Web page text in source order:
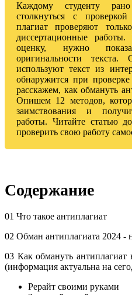
Каждому студенту
столкнуться с
плагиат проверяют
диссертационные
оценку, нужно
оригинальности
используют текст из
обнаружится при
расскажем, как обмануть
Опишем 12 методов,
заимствования и
работы. Читайте статью
проверить свою работу
Содержание
01 Что такое антиплагиат
02 Обман антиплагиата 2024 -
03 Как обмануть антиплагиат
(информация актуальна на
Рерайт своими руками